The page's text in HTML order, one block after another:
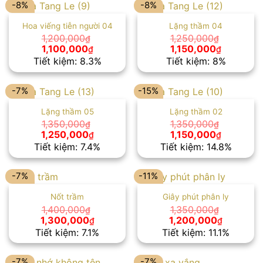
-8%
Hoa viếng tiễn người 04
1,200,000₫
Giá
gốc
là:
1,200,000₫.
1,100,000₫Giá
hiện
tại
là:
1,100,000₫.
Tiết kiệm: 8.3%
-8%
Lặng thầm 04
1,250,000₫
Giá
gốc
là:
1,250,000₫.
1,150,000₫Giá
hiện
tại
là:
Tiết kiệm: 8%
-7%
Lặng thầm 05
1,350,000₫
Giá
gốc
là:
1,350,000₫.
1,250,000₫Giá
hiện
tại
là:
1,250,000₫.
Tiết kiệm: 7.4%
-15%
Lặng thầm 02
1,350,000₫
Giá
gốc
là:
1,350,000₫.
1,150,000₫Giá
hiện
tại
là:
Tiết kiệm: 14.8%
-7%
Nốt trầm
1,400,000₫
Giá
gốc
là:
1,400,000₫.
1,300,000₫Giá
hiện
tại
là:
1,300,000₫.
Tiết kiệm: 7.1%
-11%
Giây phút phân ly
1,350,000₫
Giá
gốc
là:
1,350,000₫.
1,200,000₫Giá
hiện
tại
là:
Tiết kiệm: 11.1%